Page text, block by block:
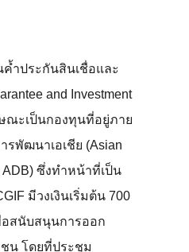
ค้ำประกันสินเชื่อและ
and Investment
ณะเป็นกองทุนที่อยู่ภาย
พัฒนาเอเชีย (Asian
ADB) ซึ่งทำหน้าที่เป็น
มีวงเงินเริ่มต้น 700
อสนับสนุนการออก
น โดยที่ประชุม